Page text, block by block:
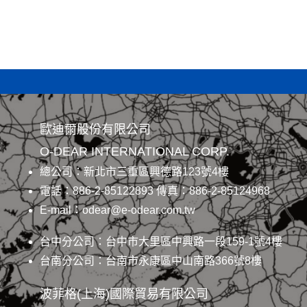
歐迪爾股份有限公司
O-DEAR INTERNATIONAL CORP.
總公司：新北市三重區興德路123號4樓
電話：886-2-85122893 傳真：886-2-85124968
E-mail：odear@e-odear.com.tw
台中分公司：台中市大里區中興路一段159-1號4樓
台南分公司：台南市永康區中山南路366號8樓
波菲格(上海)國際貿易有限公司